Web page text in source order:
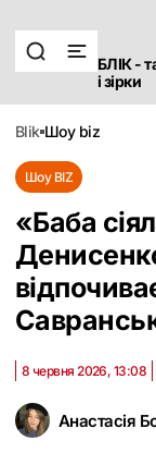
БЛІК -
і зірки
blik шоу biz
Шоу BIZ
«Баба
Анастасія
8 червня 2026, 13:08